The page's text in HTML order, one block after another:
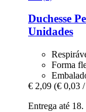
Duchesse
Unidades
Forma
€ 2,09 (€ 0,03
Entrega até 18.